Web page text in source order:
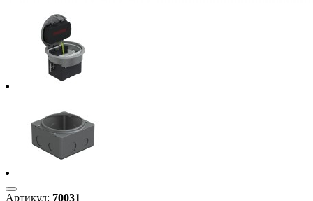
Артикул: 70031